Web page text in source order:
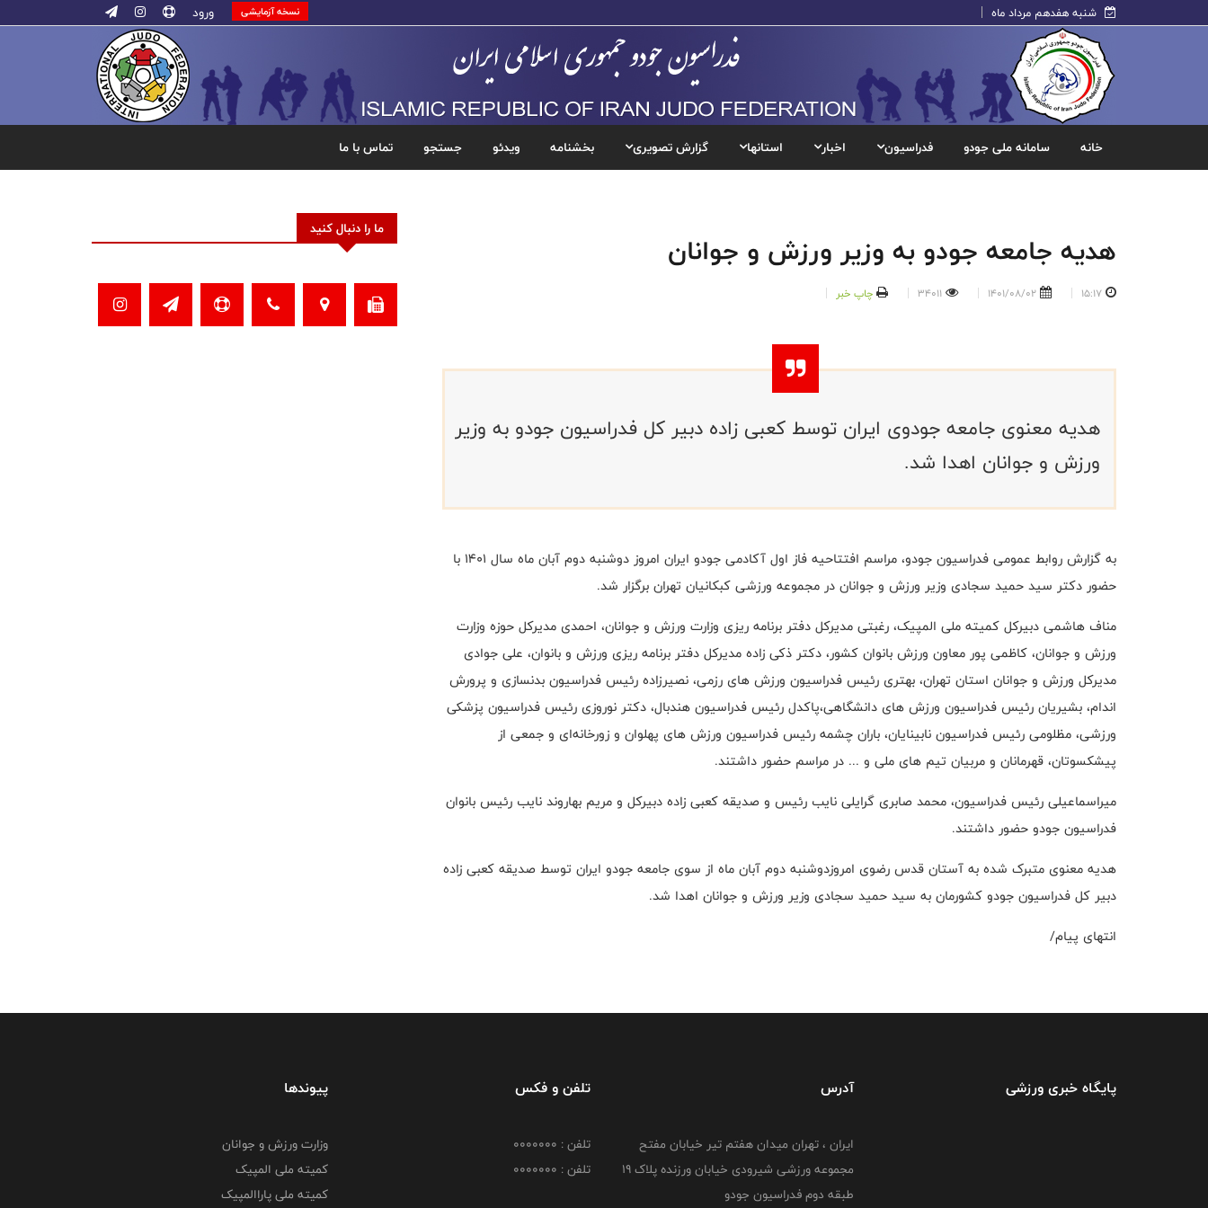
شنبه هفدهم مرداد ماه نسخه آزمایشی ورود
خانه سامانه ملی جودو فدراسیون اخبار استانها گزارش تصویری بخشنامه ویدئو جستجو تماس با ما
هدیه جامعه جودو به وزیر ورزش و جوانان
15:17
1401/08/02
34011 چاپ خبر
هدیه معنوی جامعه جودوی ایران توسط کعبی زاده دبیر کل فدراسیون جودو به وزیر
ورزش و جوانان اهدا شد.
به گزارش روابط عمومی فدراسیون جودو، مراسم افتتاحیه فاز اول آکادمی جودو ایران امروز دوشنبه دوم آبان ماه سال ۱۴۰۱ با
حضور دکتر سید حمید سجادی وزیر ورزش و جوانان در مجموعه ورزشی کبکانیان تهران برگزار شد.
مناف هاشمی دبیرکل کمیته ملی المپیک، رغبتی مدیرکل دفتر برنامه ریزی وزارت ورزش و جوانان، احمدی مدیرکل حوزه وزارت
ورزش و جوانان، کاظمی پور معاون ورزش بانوان کشور، دکتر ذکی زاده مدیرکل دفتر برنامه ریزی ورزش و بانوان، علی جوادی
مدیرکل ورزش و جوانان استان تهران، بهتری رئیس فدراسیون ورزش های رزمی، نصیرزاده رئیس فدراسیون بدنسازی و پرورش
اندام، بشیریان رئیس فدراسیون ورزش های دانشگاهی،پاکدل رئیس فدراسیون هندبال، دکتر نوروزی رئیس فدراسیون پزشکی
ورزشی، مظلومی رئیس فدراسیون نابینایان، باران چشمه رئیس فدراسیون ورزش های پهلوان و زورخانه‌ای و جمعی از
پیشکسوتان، قهرمانان و مربیان تیم های ملی و ... در مراسم حضور داشتند.
میراسماعیلی رئیس فدراسیون، محمد صابری گرایلی نایب رئیس و صدیقه کعبی زاده دبیرکل و مریم بهاروند نایب رئیس بانوان
فدراسیون جودو حضور داشتند.
هدیه معنوی متبرک شده به آستان قدس رضوی امروزدوشنبه دوم آبان ماه از سوی جامعه جودو ایران توسط صدیقه کعبی زاده
دبیر کل فدراسیون جودو کشورمان به سید حمید سجادی وزیر ورزش و جوانان اهدا شد.
انتهای پیام/
ما را دنبال کنید
پایگاه خبری ورزشی آدرس
ایران ، تهران میدان هفتم تیر خیابان مفتح
مجموعه ورزشی شیرودی خیابان ورزنده پلاک ۱۹
طبقه دوم فدراسیون جودو
تلفن و فکس
تلفن : 0000000
تلفن : 0000000
پیوندها
وزارت ورزش و جوانان
کمیته ملی المپیک
کمیته ملی پاراالمپیک